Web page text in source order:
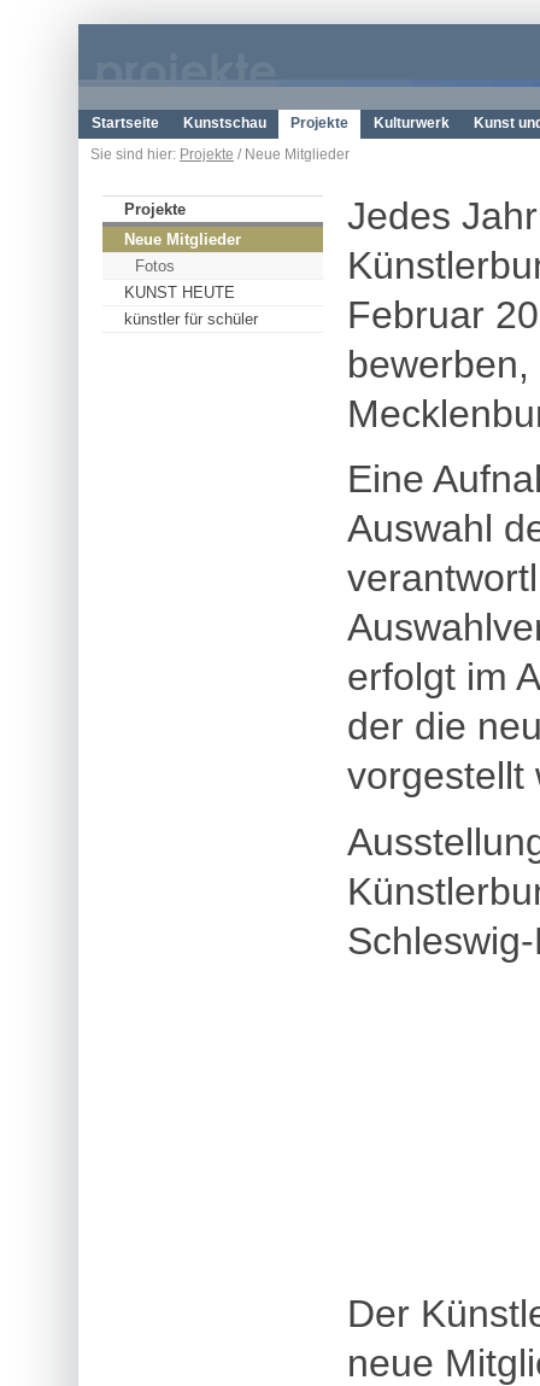
Startseite Kunstschau Projekte Kulturwerk
Kunst
Sie sind hier: Projekte / Neue Mitglieder
Projekte
Neue Mitglieder
Fotos
KUNST HEUTE
künstler für schüler
Jedes
Februar
Eine
Auswahl
erfolgt im
der die
vorgestellt
Der
neue